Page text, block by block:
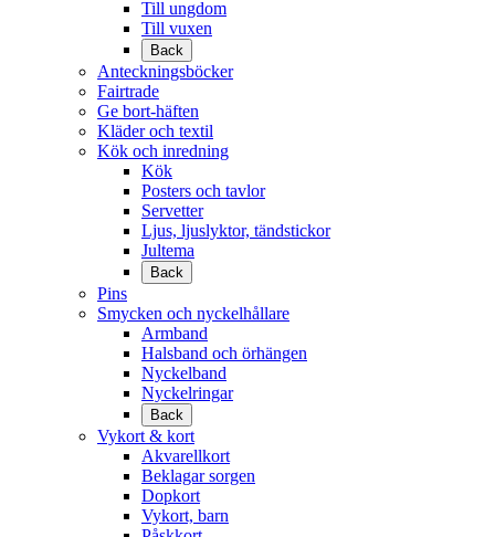
Till ungdom
Till vuxen
Back
Anteckningsböcker
Fairtrade
Ge bort-häften
Kläder och textil
Kök och inredning
Kök
Posters och tavlor
Servetter
Ljus, ljuslyktor, tändstickor
Jultema
Back
Pins
Smycken och nyckelhållare
Armband
Halsband och örhängen
Nyckelband
Nyckelringar
Back
Vykort & kort
Akvarellkort
Beklagar sorgen
Dopkort
Vykort, barn